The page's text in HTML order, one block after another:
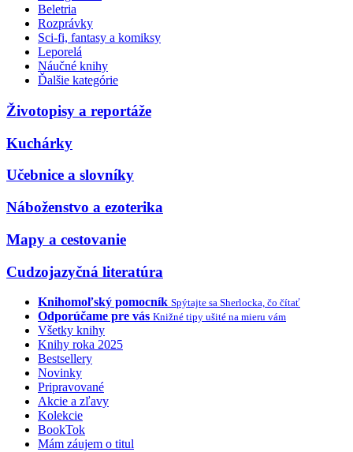
Beletria
Rozprávky
Sci-fi, fantasy a komiksy
Leporelá
Náučné knihy
Ďalšie kategórie
Životopisy a reportáže
Kuchárky
Učebnice a slovníky
Náboženstvo a ezoterika
Mapy a cestovanie
Cudzojazyčná literatúra
Knihomoľský pomocník Spýtajte sa Sherlocka, čo čítať
Odporúčame pre vás Knižné tipy ušité na mieru vám
Všetky knihy
Knihy roka 2025
Bestsellery
Novinky
Pripravované
Akcie a zľavy
Kolekcie
BookTok
Mám záujem o titul